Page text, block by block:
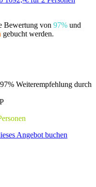
Bewertung von 97% und
gebucht werden.
Weiterempfehlung durch